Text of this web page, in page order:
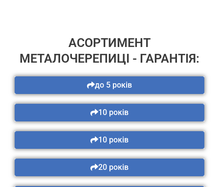
АСОРТИМЕНТ
МЕТАЛОЧЕРЕПИЦІ - ГАРАНТІЯ:
до 5 років
10 років
10 років
20 років